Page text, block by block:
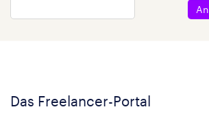
Das Freelancer-Portal